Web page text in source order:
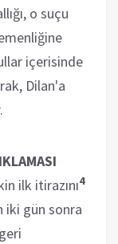
o suçu
içerisinde
Dilan'a
ilk itirazını4
iki gün sonra